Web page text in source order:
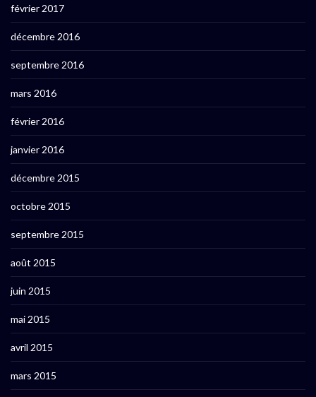
février 2017
décembre 2016
septembre 2016
mars 2016
février 2016
janvier 2016
décembre 2015
octobre 2015
septembre 2015
août 2015
juin 2015
mai 2015
avril 2015
mars 2015